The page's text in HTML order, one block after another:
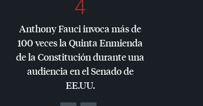
4
Anthony Fauci invoca más de
100 veces la Quinta Enmienda
de la Constitución durante una
audiencia en el Senado de
EE.UU.